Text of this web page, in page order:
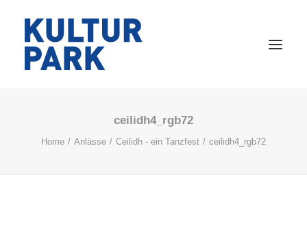
VERANSTALTUNGEN
RAUMVERMIETUNG
ceilidh4_rgb72
Home Anlässe Ceilidh - ein Tanzfest ceilidh4_rgb72